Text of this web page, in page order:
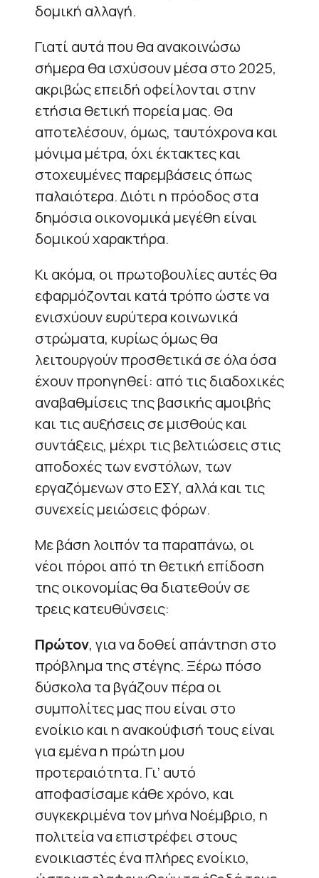
δομική αλλαγή.
Γιατί αυτά που θα ανακοινώσω
σήμερα θα ισχύσουν μέσα στο 2025,
ακριβώς επειδή οφείλονται στην
ετήσια θετική πορεία μας. Θα
αποτελέσουν, όμως, ταυτόχρονα και
μόνιμα μέτρα, όχι έκτακτες και
στοχευμένες παρεμβάσεις όπως
παλαιότερα. Διότι η πρόοδος στα
δημόσια οικονομικά μεγέθη είναι
δομικού χαρακτήρα.
Κι ακόμα, οι πρωτοβουλίες αυτές θα
εφαρμόζονται κατά τρόπο ώστε να
ενισχύουν ευρύτερα κοινωνικά
στρώματα, κυρίως όμως θα
λειτουργούν προσθετικά σε όλα όσα
έχουν προηγηθεί: από τις διαδοχικές
αναβαθμίσεις της βασικής αμοιβής
και τις αυξήσεις σε μισθούς και
συντάξεις, μέχρι τις βελτιώσεις στις
αποδοχές των ενστόλων, των
εργαζόμενων στο ΕΣΥ, αλλά και τις
συνεχείς μειώσεις φόρων.
Με βάση λοιπόν τα παραπάνω, οι
νέοι πόροι από τη θετική επίδοση
της οικονομίας θα διατεθούν σε
τρεις κατευθύνσεις:
Πρώτον, για να δοθεί απάντηση στο
πρόβλημα της στέγης. Ξέρω πόσο
δύσκολα τα βγάζουν πέρα οι
συμπολίτες μας που είναι στο
ενοίκιο και η ανακούφισή τους είναι
για εμένα η πρώτη μου
προτεραιότητα. Γι’ αυτό
αποφασίσαμε κάθε χρόνο, και
συγκεκριμένα τον μήνα Νοέμβριο, η
πολιτεία να επιστρέφει στους
ενοικιαστές ένα πλήρες ενοίκιο,